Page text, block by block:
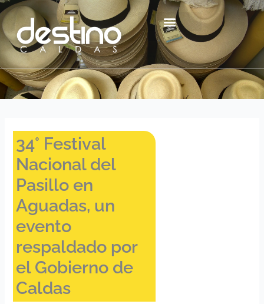
contenido
Ir
al
contenido
34° Festival
Nacional del
Pasillo en
Aguadas, un
evento
respaldado por
el Gobierno de
Caldas